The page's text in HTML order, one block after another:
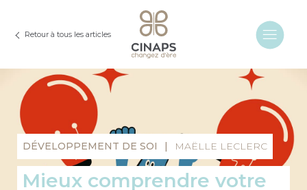
Retour à tous les articles
DÉVELOPPEMENT DE SOI | MAËLLE LECLERC
Mieux comprendre votre